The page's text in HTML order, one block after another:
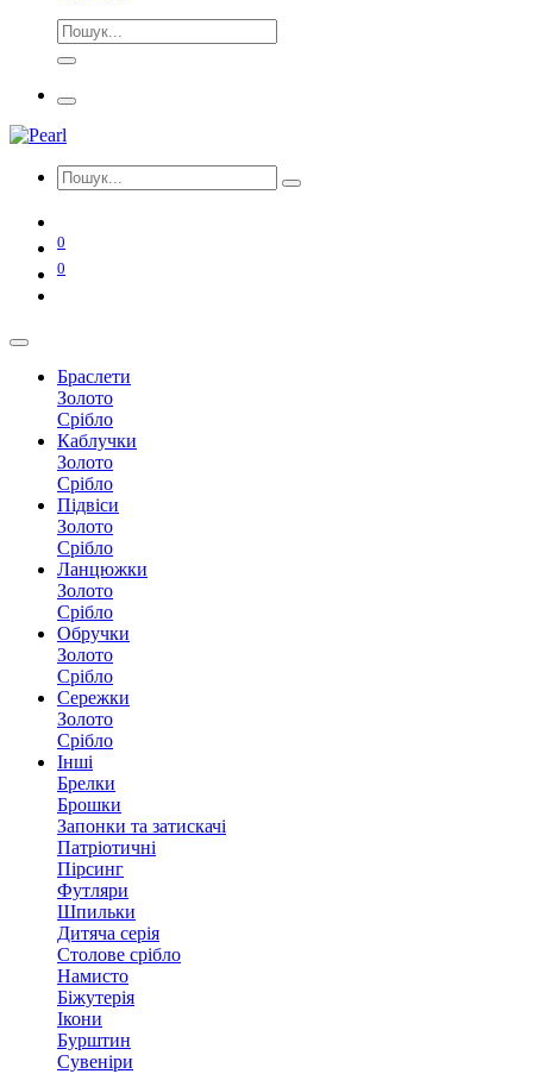
0
0
Браслети
Золото
Срібло
Каблучки
Золото
Срібло
Підвіси
Золото
Срібло
Ланцюжки
Золото
Срібло
Обручки
Золото
Срібло
Сережки
Золото
Срібло
Інші
Брелки
Брошки
Запонки та затискачі
Патріотичні
Пірсинг
Футляри
Шпильки
Дитяча серія
Столове срібло
Намисто
Біжутерія
Ікони
Бурштин
Сувеніри